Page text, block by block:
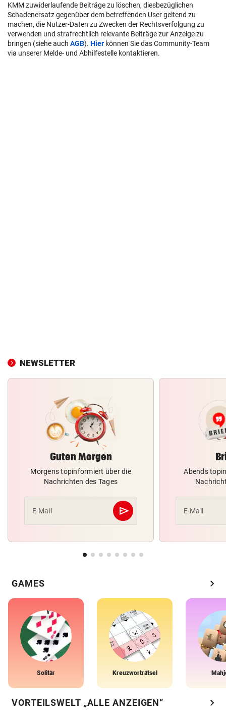
KMM zuwiderlaufende Beiträge zu löschen, diesbezüglichen
Schadenersatz gegenüber dem betreffenden User geltend zu
machen, die Nutzer-Daten zu Zwecken der Rechtsverfolgung zu
verwenden und strafrechtlich relevante Beiträge zur Anzeige zu
bringen (siehe auch AGB). Hier können Sie das Community-Team
via unserer Melde- und Abhilfestelle kontaktieren.
NEWSLETTER
Guten Morgen
Morgens topinformiert über die
Nachrichten des Tages
E-Mail send
Abschicken
Abends
E-Mail
GAMES chevron_right
Solitär Kreuzworträtsel
VORTEILSWELT „ALLE ANZEIGEN“ chevron_right